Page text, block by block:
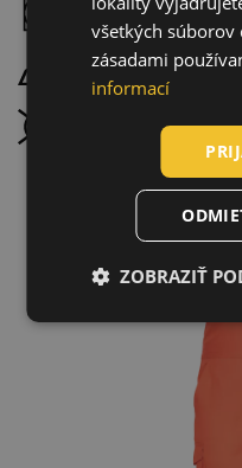
Sušenie v
Žehliť pri
Chemické
všetkých súborov
zásadami
informací
ZOBRAZIŤ